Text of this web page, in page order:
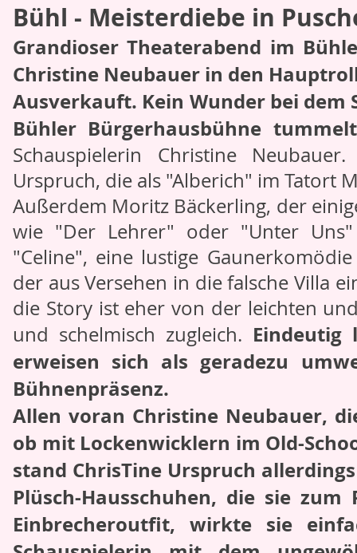
Bühl - Meisterdiebe in
Grandioser Theaterabend im
Christine Neubauer in den
Ausverkauft. Kein Wunder bei
Bühler Bürgerhausbühne
Schauspielerin Christine
Urspruch, die als "Alberich" im Tatort
Außerdem Moritz Bäckerling, der
wie "Der Lehrer" oder "Unter
"Celine", eine lustige
der aus Versehen in die falsche Villa
die Story ist eher von der leichten
und schelmisch zugleich. Eindeutig
erweisen sich als geradezu
Bühnenpräsenz.
Allen voran Christine Neubauer,
ob mit Lockenwicklern im Old-
stand ChrisTine Urspruch
Plüsch-Hausschuhen, die sie
Einbrecheroutfit, wirkte sie